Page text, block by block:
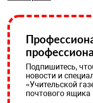
Подпишитесь,
новости и
«Учительской
почтового ящика